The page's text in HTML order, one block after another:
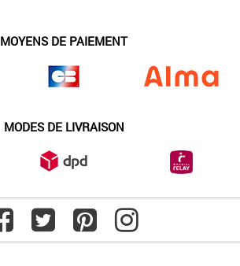
MOYENS DE PAIEMENT
MODES DE LIVRAISON